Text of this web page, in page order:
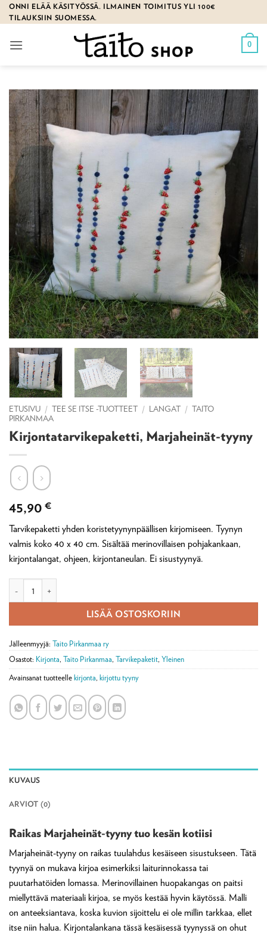
Skip
to
ONNI ELÄÄ KÄSITYÖSSÄ. ILMAINEN TOIMITUS YLI 100€
TILAUKSIIN SUOMESSA.
0
ETUSIVU / TEE SE ITSE -TUOTTEET / LANGAT / TAITO
PIRKANMAA
Kirjontatarvikepaketti, Marjaheinät-tyyny
45,90 €
Tarvikepaketti yhden koristetyynynpäällisen kirjomiseen. Tyynyn
valmis koko 40 x 40 cm. Sisältää merinovillaisen pohjakankaan,
kirjontalangat, ohjeen, kirjontaneulan. Ei sisustyynyä.
LISÄÄ OSTOSKORIIN
Jälleenmyyjä: Taito Pirkanmaa ry
Osastot: Kirjonta, Taito Pirkanmaa, Tarvikepaketit, Yleinen
Avainsanat tuotteelle kirjonta, kirjottu tyyny
KUVAUS
ARVIOT (0)
Raikas Marjaheinät-tyyny tuo kesän kotiisi
Marjaheinät-tyyny on raikas tuulahdus kesäiseen sisustukseen. Tätä
tyynyä on mukava kirjoa esimerkiksi laiturinnokassa tai
puutarhatöiden lomassa. Merinovillainen huopakangas on paitsi
miellyttävä materiaali kirjoa, se myös kestää hyvin käytössä. Malli
on anteeksiantava, koska kuvion sijoittelu ei ole millin tarkkaa, ellet
itse niin halua. Kirjontalankana tässä kesäisessä tyynyssä on ohut